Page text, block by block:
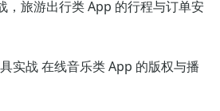
，旅游出行类 App 的行程与订单安
实战 在线音乐类 App 的版权与播